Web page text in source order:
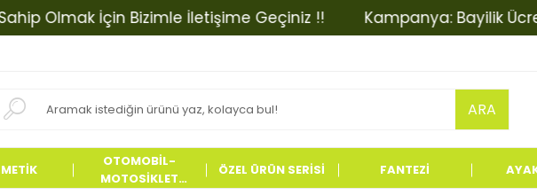
İçin Bizimle İletişime Geçiniz !! Kampanya: Bayilik
ARA
OTOMOBİL-
MOTOSİKLET
ÖZEL ÜRÜN SERİSİ FANTEZİ